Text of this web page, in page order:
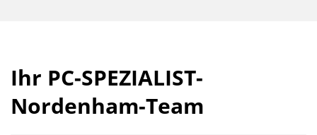
Ihr PC-SPEZIALIST-
Nordenham-Team